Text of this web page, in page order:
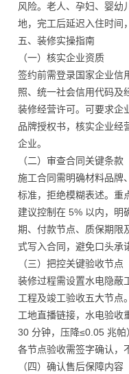
风险。老人、孕妇、婴幼
地，完工后延迟入住时间
五、装修实操指南
（一）核实企业资质
签约前需登录国家企业信
照、统一社会信用代码及
装修经营许可。可要求企
品牌授权书，核实企业经
企业。
（二）审查合同关键条款
施工合同需明确材料品牌
标准，拒绝模糊表述。重
建议控制在 5% 以内，明
期、付款节点、质保期限
式写入合同，避免口头承
（三）把控关键验收节点
装修过程需设置水电隐蔽
工程及竣工验收五大节点
工地直播链接，水电验收
30 分钟，压降≤0.05 兆帕
各节点验收需签字确认，
（四）确认售后保障内容